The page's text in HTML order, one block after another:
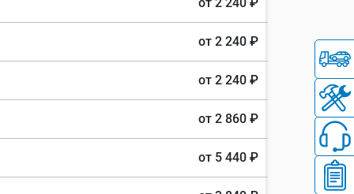
от 2 240 ₽
от 2 240 ₽
от 2 860 ₽
от 5 440 ₽